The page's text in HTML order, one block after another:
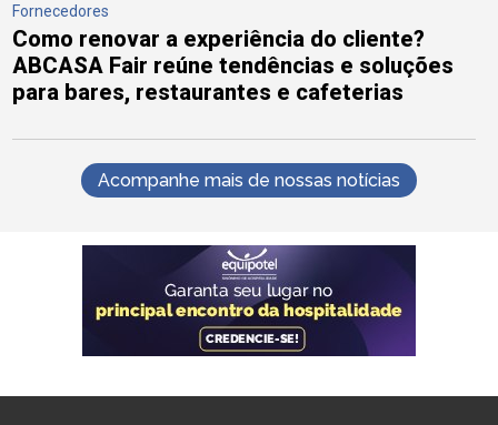
Fornecedores
Como renovar a experiência do cliente?
ABCASA Fair reúne tendências e soluções
para bares, restaurantes e cafeterias
Acompanhe mais de nossas notícias